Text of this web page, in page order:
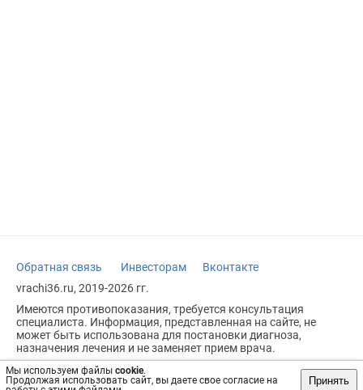
Мы используем файлы cookie.
Продолжая использовать сайт, вы даете свое согласие на
Принять
Обратная связь Инвесторам
Вконтакте
vrachi36.ru, 2019-2026 гг.
Имеются противопоказания, требуется консультация
специалиста. Информация, представленная на сайте, не
может быть использована для постановки диагноза,
назначения лечения и не заменяет прием врача.
Возрастное ограничение: 18+